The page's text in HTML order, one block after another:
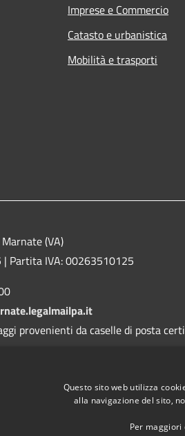
Imprese e Commercio
Catasto e urbanistica
Mobilità e trasporti
(VA)
| Partita IVA: 00263510125
provenienti da caselle di posta
Questo sito web utilizza
alla navigazione del sito,
Per maggiori